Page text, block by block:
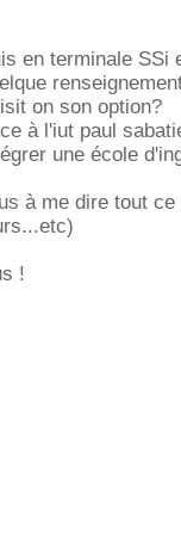
en terminale
on son option?
à l'iut paul
une école
à me dire tout
!